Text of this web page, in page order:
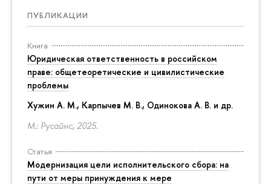
ПУБЛИКАЦИИ
Книга
Юридическая ответственность в российском
праве: общетеоретические и цивилистические
проблемы
Хужин А. М., Карпычев М. В., Одинокова А. В. и др.
М.: Русайнс, 2025.
Статья
Модернизация цели исполнительского сбора: на
пути от меры принуждения к мере